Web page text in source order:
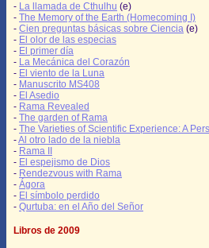
- La llamada de Cthulhu (e)
- The Memory of the Earth (Homecoming I)
- Cien preguntas básicas sobre Ciencia (e)
- El olor de las especias
- El primer día
- La Mecánica del Corazón
- El viento de la Luna
- Manuscrito MS408
- El Asedio
- Rama Revealed
- The garden of Rama
- The Varieties of Scientific Experience: A
-Al otro lado de la niebla
- Rama II
- El espejismo de Dios
- Rendezvous with Rama
- Ágora
- El símbolo perdido
- Qurtuba: en el Año del Señor
Libros de 2009